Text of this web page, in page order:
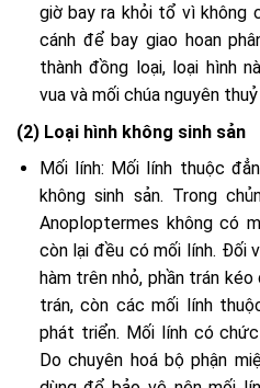
giờ bay ra khỏi tổ vì không
cánh để bay giao hoan
thành đồng loại, loại hình
vua và mối chúa nguyên
(2) Loại hình không sinh sản
Mối lính: Mối lính thuộc
không sinh sản. Trong
Anoploptermes không có
còn lại đều có mối lính. Đối
hàm trên nhỏ, phần trán
trán, còn các mối lính
phát triển. Mối lính có
Do chuyên hoá bộ phận